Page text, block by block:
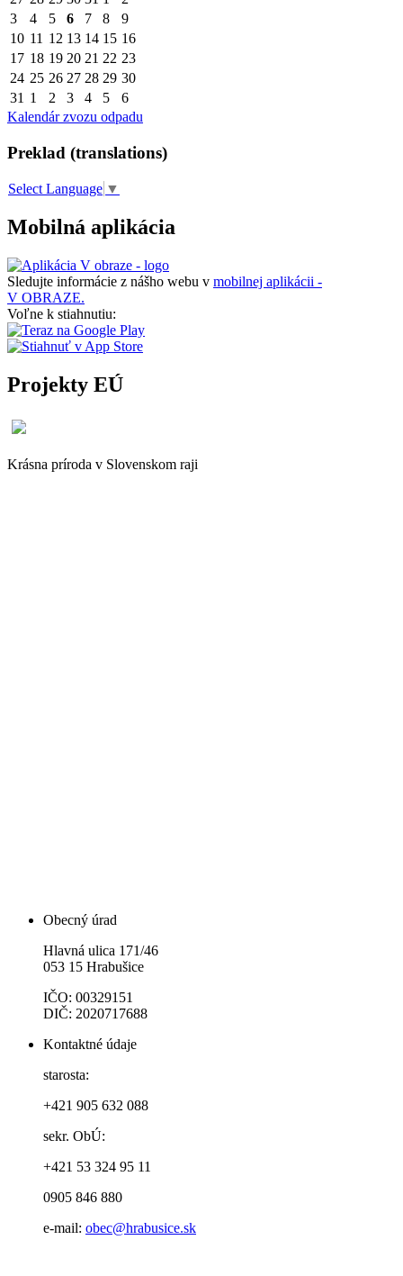
3
4 5 6 7 8
9
10 11 12 13 14 15 16
17 18 19 20 21 22 23
24 25 26 27 28 29 30
31 1 2 3 4 5
6
Kalendár zvozu odpadu
Preklad (translations)
Select Language ▼
Mobilná aplikácia
Sledujte informácie z nášho webu v mobilnej aplikácii -
V OBRAZE.
Voľne k stiahnutiu:
Projekty EÚ
Krásna príroda v Slovenskom raji
Obecný úrad
Hlavná ulica 171/46
053 15 Hrabušice
IČO: 00329151
DIČ: 2020717688
Kontaktné údaje
starosta:
+421 905 632 088
sekr. ObÚ:
+421 53 324 95 11
0905 846 880
e-mail: obec@hrabusice.sk